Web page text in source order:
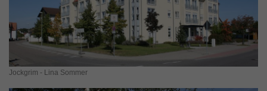
Jockgrim - Lina Sommer